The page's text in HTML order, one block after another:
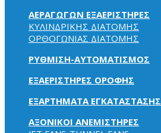
ΑΕΡΑΓΩΓΩΝ ΕΞΑΕΡΙΣΤΗΡΕΣ
ΚΥΛΙΝΔΡΙΚΗΣ ΔΙΑΤΟΜΗΣ
ΟΡΘΟΓΩΝΙΑΣ ΔΙΑΤΟΜΗΣ
ΡΥΘΜΙΣΗ-ΑΥΤΟΜΑΤΙΣΜΟΣ
ΕΞΑΕΡΙΣΤΗΡΕΣ ΟΡΟΦΗΣ
ΕΞΑΡΤΗΜΑΤΑ ΕΓΚΑΤΑΣΤΑΣΗΣ
ΑΞΟΝΙΚΟΙ ΑΝΕΜΙΣΤΗΡΕΣ